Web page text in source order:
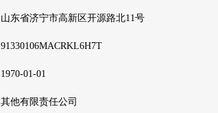
山东省济宁市高新区开源路北11号
91330106MACRKL6H7T
1970-01-01
其他有限责任公司